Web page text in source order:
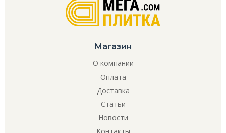
Магазин
О компании
Оплата
Доставка
Статьи
Новости